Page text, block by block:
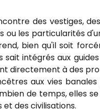
des vestiges,
ou les particularités
bien qu'il soit
intégrés aux
directement à des
aux vies
de temps, elles
des civilisations.